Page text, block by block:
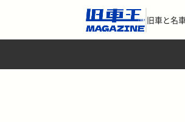
旧車と名